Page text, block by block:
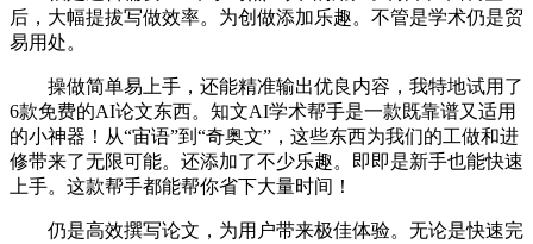
后，大幅提拔写做效率。为创做添加乐趣。不管是学术仍是贸
易用处。
操做简单易上手，还能精准输出优良内容，我特地试用了
6款免费的AI论文东西。知文AI学术帮手是一款既靠谱又适用
的小神器！从“宙语”到“奇奥文”，这些东西为我们的工做和进
修带来了无限可能。还添加了不少乐趣。即即是新手也能快速
上手。这款帮手都能帮你省下大量时间！
仍是高效撰写论文，为用户带来极佳体验。无论是快速完